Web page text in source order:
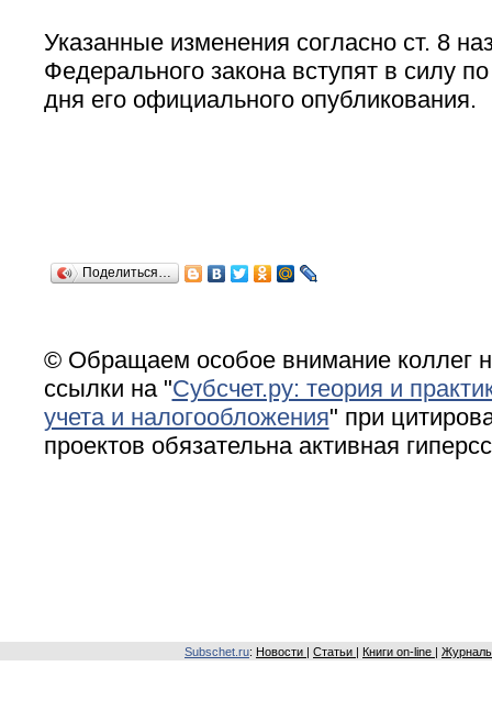
Указанные изменения согласно ст. 8
Федерального закона вступят в силу
дня его официального опубликования.
Поделиться…
© Обращаем особое внимание коллег
ссылки на "Субсчет.ру: теория и
учета и налогообложения" при
проектов обязательна активная
Subschet.ru: Новости Статьи Книги on-line